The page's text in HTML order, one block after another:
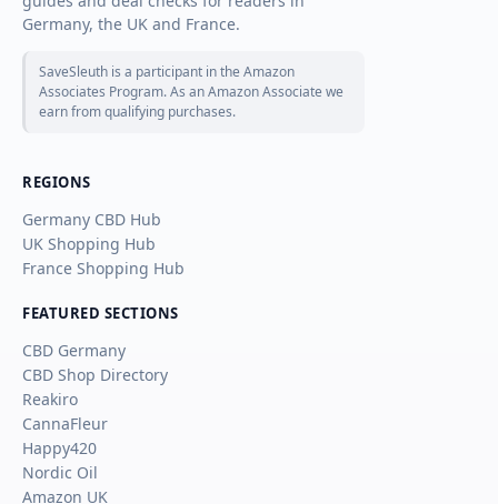
Germany, the UK and France.
SaveSleuth is a participant in the Amazon
Associates Program. As an Amazon Associate we
earn from qualifying purchases.
REGIONS
Germany CBD Hub
UK Shopping Hub
France Shopping Hub
FEATURED SECTIONS
CBD Germany
CBD Shop Directory
Reakiro
CannaFleur
Happy420
Nordic Oil
Amazon UK